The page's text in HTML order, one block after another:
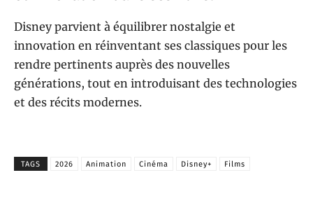
Disney parvient à équilibrer nostalgie et
innovation en réinventant ses classiques pour les
rendre pertinents auprès des nouvelles
générations, tout en introduisant des technologies
et des récits modernes.
TAGS 2026 Animation Cinéma Disney+ Films